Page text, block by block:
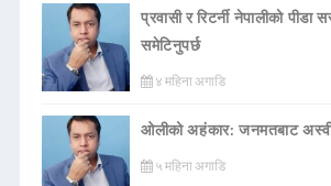
प्रवासी र रिटर्नी नेपालीको पीडा
समेटिनुपर्छ
४ महिना अगाडि
ओलीको अहंकार: जनमतबाट
५ महिना अगाडि